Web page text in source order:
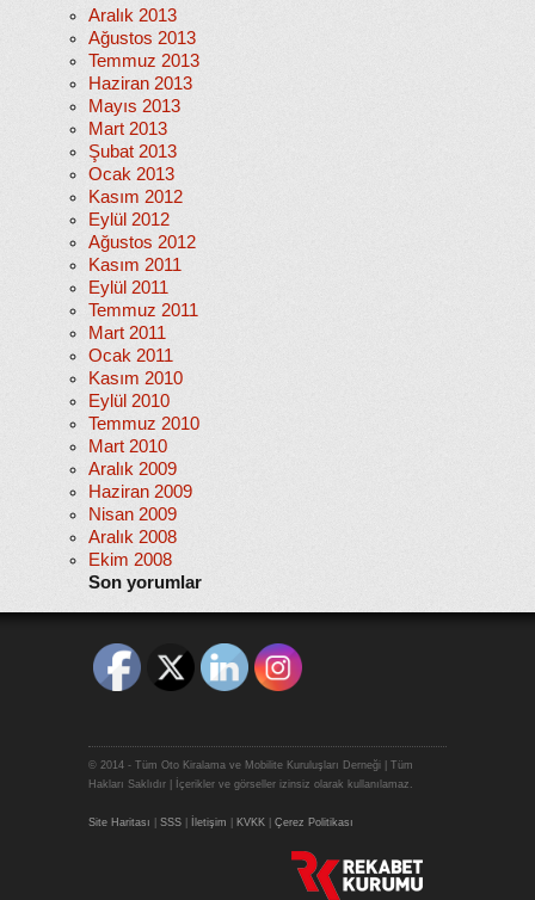
Aralık 2013
Ağustos 2013
Temmuz 2013
Haziran 2013
Mayıs 2013
Mart 2013
Şubat 2013
Ocak 2013
Kasım 2012
Eylül 2012
Ağustos 2012
Kasım 2011
Eylül 2011
Temmuz 2011
Mart 2011
Ocak 2011
Kasım 2010
Eylül 2010
Temmuz 2010
Mart 2010
Aralık 2009
Haziran 2009
Nisan 2009
Aralık 2008
Ekim 2008
Son yorumlar
© 2014 - Tüm Oto Kiralama ve Mobilite Kuruluşları Derneği | Tüm
Hakları Saklıdır | İçerikler ve görseller izinsiz olarak kullanılamaz.
Site Haritası SSS İletişim KVKK Çerez Politikası